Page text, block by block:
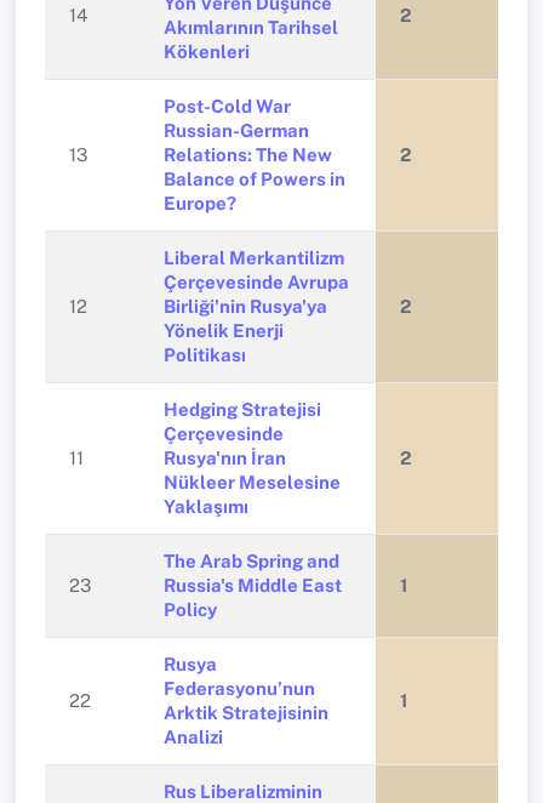
14
Akımlarının Tarihsel
Kökenleri
2
13
Post-Cold War
Russian-German
Relations: The New
Balance of Powers in
Europe?
2
12
Liberal Merkantilizm
Çerçevesinde Avrupa
Birliği'nin Rusya'ya
Yönelik Enerji
Politikası
2
11
Hedging Stratejisi
Çerçevesinde
Rusya'nın İran
Nükleer Meselesine
Yaklaşımı
2
23
The Arab Spring and
Russia's Middle East
Policy
1
22
Rusya
Federasyonu’nun
Arktik Stratejisinin
Analizi
1
Rus Liberalizminin